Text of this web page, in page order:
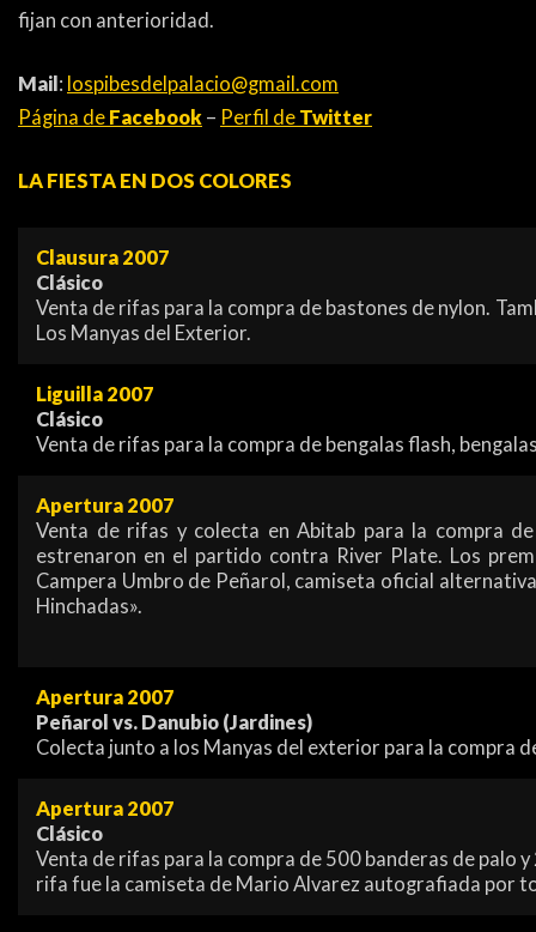
fijan con anterioridad.
Mail : lospibesdelpalacio@gmail.com
Página de Facebook – Perfil de Twitter
LA FIESTA EN DOS COLORES
Clausura 2007
Clásico
Venta de rifas para la compra de bastones de nylon.
Los Manyas del Exterior.
Liguilla 2007
Clásico
Venta de rifas para la compra de bengalas flash,
Apertura 2007
Venta de rifas y colecta en Abitab para la compra
estrenaron en el partido contra River Plate. Los
Campera Umbro de Peñarol, camiseta oficial
Hinchadas».
Apertura 2007
Peñarol vs. Danubio (Jardines)
Colecta junto a los Manyas del exterior para la compra
Apertura 2007
Clásico
Venta de rifas para la compra de 500 banderas de palo
rifa fue la camiseta de Mario Alvarez autografiada por